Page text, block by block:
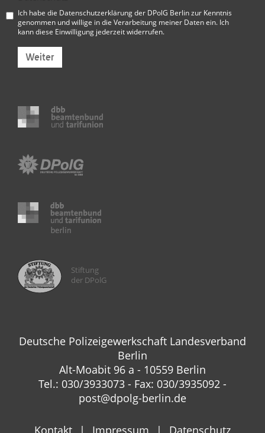
Ich habe die Datenschutzerklärung der DPolG Berlinzur Kenntnis
genommen und willige in die Verarbeitung meiner Daten ein. Ich
kann diese Einwilligung jederzeit widerrufen.
Weiter
Stiftung
der DPolG
Deutsche Polizeigewerkschaft Landesverband
Berlin
Alt-Moabit 96 a - 10559 Berlin
Tel.: 030/3933073 - Fax: 030/3935092 -
post@dpolg-berlin.de
Kontakt Impressum Datenschutz